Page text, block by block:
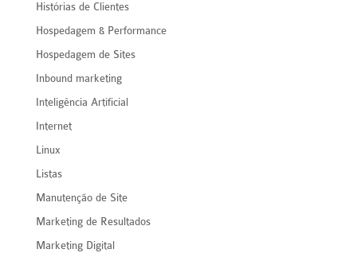
Histórias de Clientes
Hospedagem & Performance
Hospedagem de Sites
Inbound marketing
Inteligência Artificial
Internet
Linux
Listas
Manutenção de Site
Marketing de Resultados
Marketing Digital